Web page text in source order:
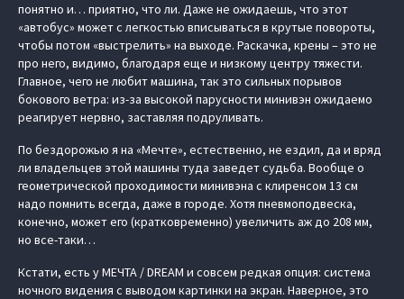
понятно и… приятно, что ли. Даже не ожидаешь, что этот
«автобус» может с легкостью вписываться в крутые повороты,
чтобы потом «выстрелить» на выходе. Раскачка, крены – это не
про него, видимо, благодаря еще и низкому центру тяжести.
Главное, чего не любит машина, так это сильных порывов
бокового ветра: из-за высокой парусности минивэн ожидаемо
реагирует нервно, заставляя подруливать.
По бездорожью я на «Мечте», естественно, не ездил, да и вряд
ли владельцев этой машины туда заведет судьба. Вообще о
геометрической проходимости минивэна с клиренсом 13 см
надо помнить всегда, даже в городе. Хотя пневмоподвеска,
конечно, может его (кратковременно) увеличить аж до 208 мм,
но все-таки…
Кстати, есть у МЕЧТА / DREAM и совсем редкая опция: система
‎ночного видения с выводом картинки на экран. Наверное, это